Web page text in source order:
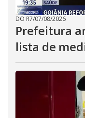
DO R7/07/08/2026
Prefeitura
lista de